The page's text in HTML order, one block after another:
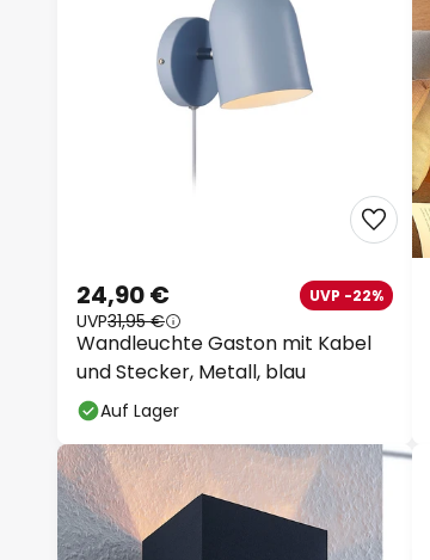
Wandleuchte Gaston mit Kabel
und Stecker, Metall, blau
24,90 € UVP -22%
UVP31,95 €
Auf Lager